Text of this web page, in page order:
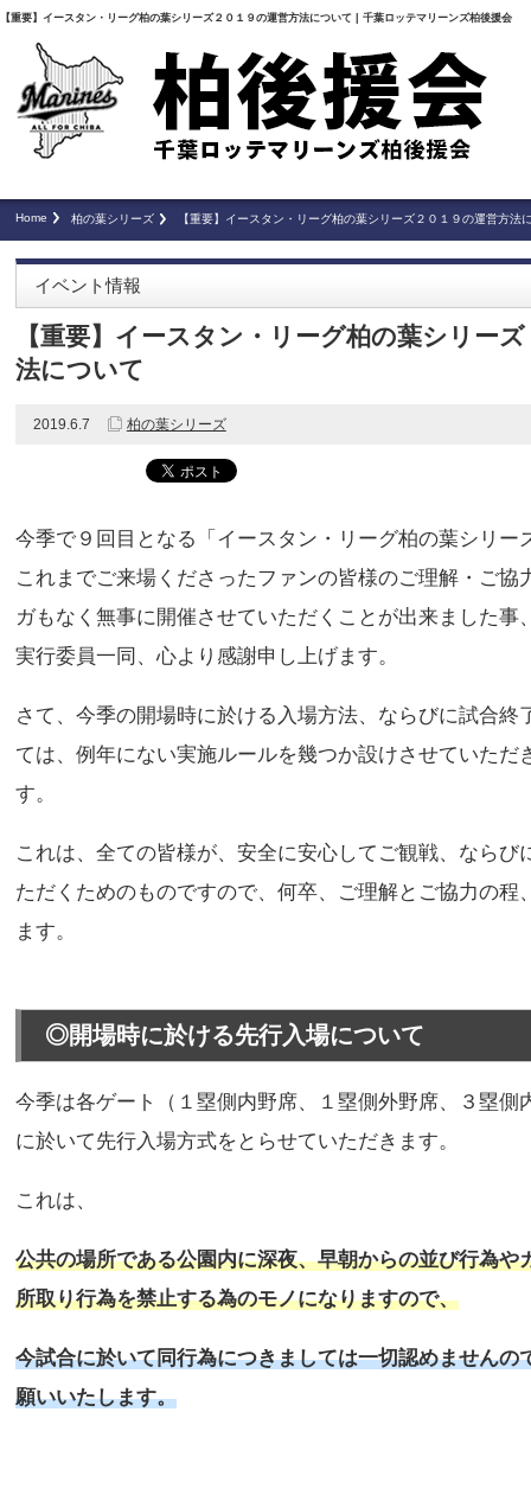
【重要】イースタン・リーグ柏の葉シリーズ２０１９の運営方法について | 千葉ロッテマリーンズ柏後援会
Home 柏の葉シリーズ 【重要】イースタン・リーグ柏の葉シリーズ２０１９の運営方法
イベント情報
【重要】イースタン・リーグ柏の葉シリー
法について
2019.6.7 柏の葉シリーズ
今季で９回目となる「イースタン・リーグ柏の葉シリー
これまでご来場くださったファンの皆様のご理解・ご協
ガもなく無事に開催させていただくことが出来ました事
実行委員一同、心より感謝申し上げます。
さて、今季の開場時に於ける入場方法、ならびに試合終
ては、例年にない実施ルールを幾つか設けさせていただ
す。
これは、全ての皆様が、安全に安心してご観戦、ならび
ただくためのものですので、何卒、ご理解とご協力の程
ます。
◎開場時に於ける先行入場について
今季は各ゲート（１塁側内野席、１塁側外野席、３塁側
に於いて先行入場方式をとらせていただきます。
これは、
公共の場所である公園内に深夜、早朝からの並び行為や
所取り行為を禁止する為のモノになりますので、
今試合に於いて同行為につきましては一切認めませんの
願いいたします。